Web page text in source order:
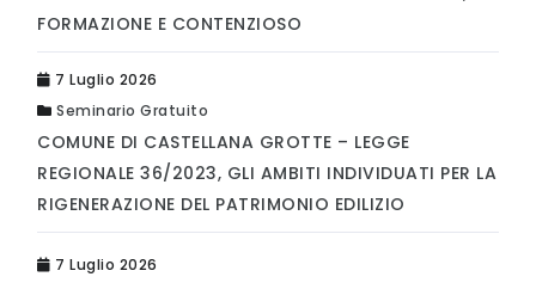
FORMAZIONE E CONTENZIOSO
7 Luglio 2026
Seminario Gratuito
COMUNE DI CASTELLANA GROTTE – LEGGE
REGIONALE 36/2023, GLI AMBITI INDIVIDUATI PER LA
RIGENERAZIONE DEL PATRIMONIO EDILIZIO
7 Luglio 2026